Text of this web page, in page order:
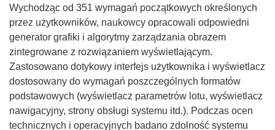
Wychodząc od 351 wymagań początkowych określonych
przez użytkowników, naukowcy opracowali odpowiedni
generator grafiki i algorytmy zarządzania obrazem
zintegrowane z rozwiązaniem wyświetlającym.
Zastosowano dotykowy interfejs użytkownika i wyświetlacz
dostosowany do wymagań poszczególnych formatów
podstawowych (wyświetlacz parametrów lotu, wyświetlacz
nawigacyjny, strony obsługi systemu itd.). Podczas ocen
technicznych i operacyjnych badano zdolność systemu